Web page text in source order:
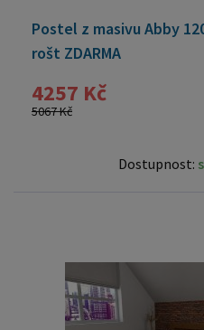
Postel z masivu Abby
rošt ZDARMA
4257 Kč
5067 Kč
Dostupnost: